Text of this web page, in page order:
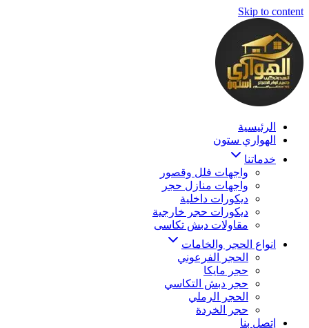
Skip to content
الرئيسية
الهواري ستون
خدماتنا
واجهات فلل وقصور
واجهات منازل حجر
ديكورات داخلية
ديكورات حجر خارجية
مقاولات دبش تكاسى
انواع الحجر والخامات
الحجر الفرعوني
حجر مايكا
حجر دبش التكاسي
الحجر الرملي
حجر الخردة
إتصل بنا